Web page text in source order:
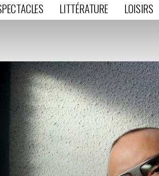
LITTÉRATURE LOISIRS